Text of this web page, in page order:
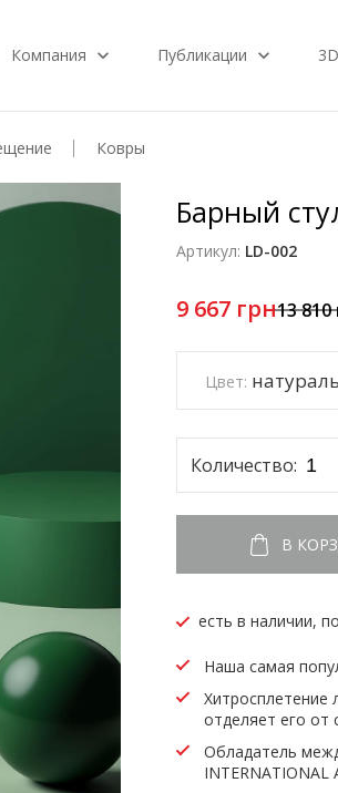
Компания Публикации
Ковры
Барный
Артикул: LD-002
9 667 грн13 810
Цвет:
Количество:
В
есть в наличии,
Наша самая
Хитросплетение
отделяет его от
Обладатель
INTERNATIONAL